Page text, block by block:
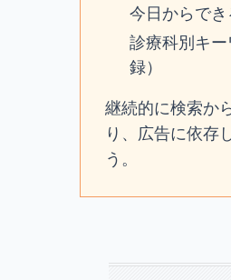
今日からで
診療科別キ
録）
継続的に検索か
り、広告に依存
う。